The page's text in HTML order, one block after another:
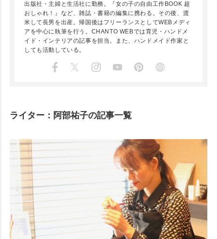
出版社・主婦と生活社に勤務。『女の子の自由工作BOOK 超
おしゃれ！』など、雑誌・書籍の編集に携わる。その後、渡
米して長男を出産。帰国後はフリーランスとしてWEBメディ
アを中心に執筆を行う。CHANTO WEBでは育児・ハンドメ
イド・インテリアの記事を担当。また、ハンドメイド作家と
しても活動している。
ライター：阿部祐子の記事一覧